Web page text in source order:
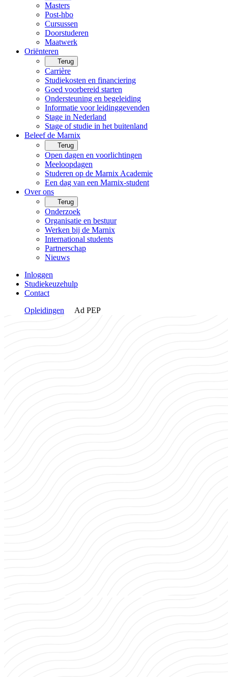
Masters
Post-hbo
Cursussen
Doorstuderen
Maatwerk
Oriënteren
Terug
Carrière
Studiekosten en financiering
Goed voorbereid starten
Ondersteuning en begeleiding
Informatie voor leidinggevenden
Stage in Nederland
Stage of studie in het buitenland
Beleef de Marnix
Terug
Open dagen en voorlichtingen
Meeloopdagen
Studeren op de Marnix Academie
Een dag van een Marnix-student
Over ons
Terug
Onderzoek
Organisatie en bestuur
Werken bij de Marnix
International students
Partnerschap
Nieuws
Inloggen
Studiekeuzehulp
Contact
Opleidingen
Ad PEP